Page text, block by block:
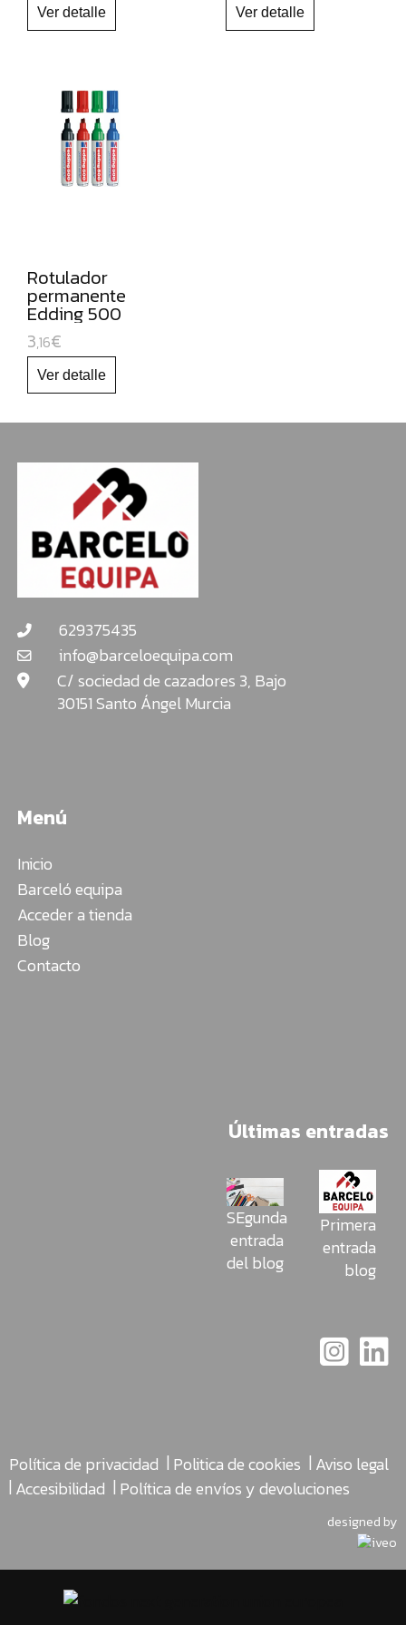
NAVIDAD
Rotulador
permanente
Edding 500
3,16€
629375435
info@barceloequipa.com
C/ sociedad de cazadores 3, Bajo
30151 Santo Ángel Murcia
Menú
Inicio
Barceló equipa
Acceder a tienda
Blog
Contacto
Últimas entradas
SEgunda
entrada
del blog
Primera
entrada
blog
Política de privacidad | Politica de cookies | Aviso legal
| Accesibilidad | Política de envíos y devoluciones
designed by